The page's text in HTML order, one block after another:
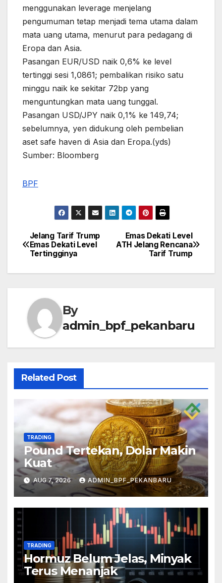
menggunakan leverage menjelang
pengumuman tetap menjadi tema utama dalam
mata uang utama, menurut para pedagang di
Eropa dan Asia.
Pasangan EUR/USD naik 0,6% ke level
tertinggi sesi 1,0861; pembalikan risiko satu
minggu naik ke sekitar 72bp yang
menguntungkan mata uang tunggal.
Pasangan USD/JPY naik 0,1% ke 149,74;
sebelumnya, yen didukung oleh pembelian
aset safe haven di Asia dan Eropa.(yds)
Sumber: Bloomberg
BPF
Post
navigation
Emas Dekati Level
ATH Jelang Rencana
Tarif Trump
Jelang Tarif Trump
Emas Dekati Level
Tertingginya
By
admin_bpf_pekanbaru
Related Post
TRADING
Pound Tertekan, Dolar Makin
Kuat
AUG 7, 2026 ADMIN_BPF_PEKANBARU
TRADING
Hormuz Belum Jelas, Minyak
Terus Menanjak